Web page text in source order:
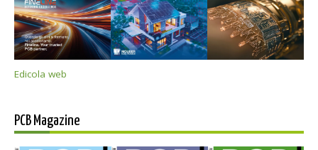
Edicola web
PCB Magazine